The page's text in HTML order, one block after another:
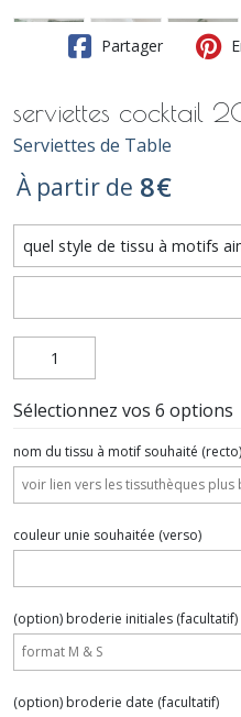
Partager
serviettes cocktail
Serviettes de Table
À partir de 8€
Sélectionnez vos 6 options
nom du tissu à motif souhaité (recto)
couleur unie souhaitée (verso)
(option) broderie initiales (facultatif)
(option) broderie date (facultatif)